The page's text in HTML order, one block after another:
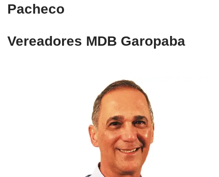
Pacheco
Vereadores MDB Garopaba